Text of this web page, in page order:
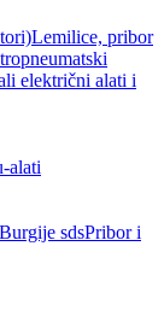
Lemilice, pribor
električni alati i
alati
Burgije sdsPribor i